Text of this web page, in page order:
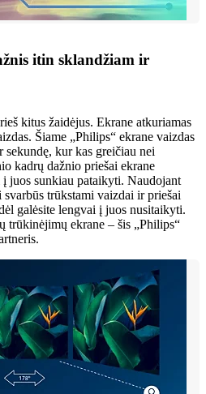
itin sklandžiam ir
kitus žaidėjus. Ekrane atkuriamas
Šiame „Philips“ ekrane vaizdas
kur kas greičiau nei
kadrų dažnio priešai ekrane
juos sunkiau pataikyti. Naudojant
trūkstami vaizdai ir priešai
galėsite lengvai į juos nusitaikyti.
trūkinėjimų ekrane – šis „Philips“